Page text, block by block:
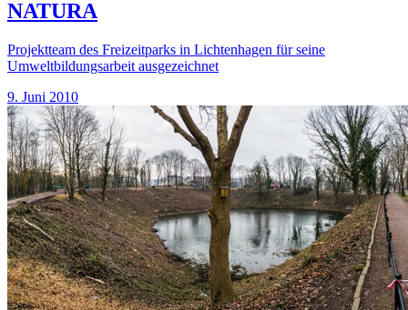
NATURA
Projektteam des Freizeitparks in Lichtenhagen für seine
Umweltbildungsarbeit ausgezeichnet
9. Juni 2010